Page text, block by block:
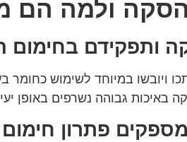
ולמה הם
ותפקידם בחימום
ויובשו במיוחד לשימוש כחומר
באיכות גבוהה נשרפים באופן
פתרון חימום